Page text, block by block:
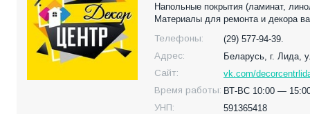
Напольные покрытия (ламинат,
Материалы для ремонта и декора
Телефоны:
(29) 577-94-39.
Адрес:
Беларусь, г. Лида,
Сайт:
vk.com/
Время работы: ВТ-ВС 10:00 —
УНП:
591365418